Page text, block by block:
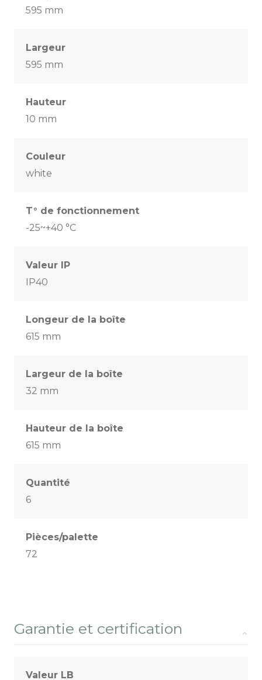
595 mm
Largeur
595 mm
Hauteur
10 mm
Couleur
white
T° de fonctionnement
-25~+40 °C
Valeur IP
IP40
Longeur de la boîte
615 mm
Largeur de la boîte
32 mm
Hauteur de la boîte
615 mm
Quantité
6
Pièces/palette
72
Garantie et certification
Valeur LB